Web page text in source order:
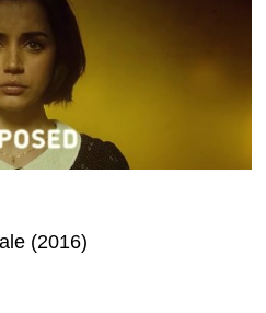
(2016)